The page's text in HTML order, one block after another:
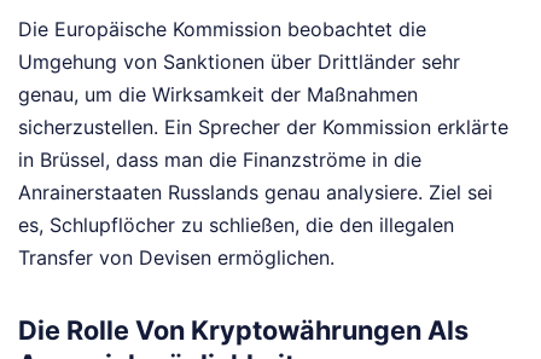
Die Europäische Kommission beobachtet die
Umgehung von Sanktionen über Drittländer sehr
genau, um die Wirksamkeit der Maßnahmen
sicherzustellen. Ein Sprecher der Kommission erklärte
in Brüssel, dass man die Finanzströme in die
Anrainerstaaten Russlands genau analysiere. Ziel sei
es, Schlupflöcher zu schließen, die den illegalen
Transfer von Devisen ermöglichen.
Die Rolle Von Kryptowährungen Als